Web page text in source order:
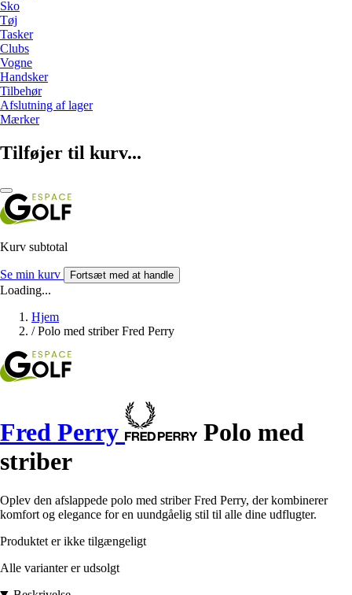
Sko
Tøj
Tasker
Clubs
Vogne
Handsker
Tilbehør
Afslutning af lager
Mærker
Tilføjer til kurv...
Kurv subtotal
Se min kurv Fortsæt med at handle
Loading...
Hjem
/ Polo med striber Fred Perry
Fred Perry
Polo med
striber
Oplev den afslappede polo med striber Fred Perry, der kombinerer
komfort og elegance for en uundgåelig stil til alle dine udflugter.
Produktet er ikke tilgængeligt
Alle varianter er udsolgt